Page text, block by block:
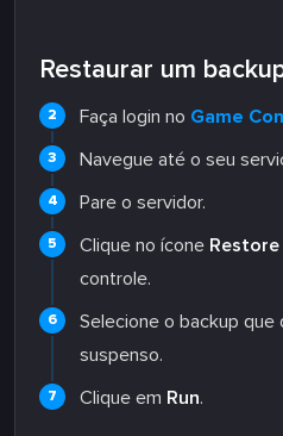
Restaurar um
Faça login no Game
Navegue até o seu
Pare o servidor.
Clique no ícone
controle.
Selecione o backup que
suspenso.
Clique em Run.